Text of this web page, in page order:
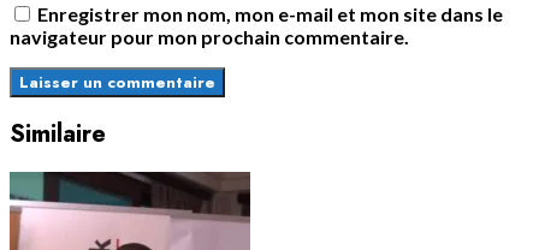
Enregistrer mon nom, mon e-mail et mon site dans le
navigateur pour mon prochain commentaire.
Similaire